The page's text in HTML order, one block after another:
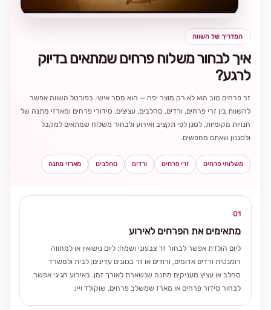
המדריך של השווה
איך לבחור משלוח פרחים שמתאים בדיוק
לרגע?
זר פרחים טוב הוא לא רק מוצר יפה — הוא מסר אישי. בפורטל השווה אפשר
להשוות בין זרי פרחים, ורדים, סחלבים, עציצים, סידורי פרחים ומארזי מתנה של
חנויות מקומיות, לסנן לפי תקציב ואירוע ולבחור משלוח שמתאים למקבל
ולסגנון שאתם מחפשים.
משלוחי פרחים זרי פרחים ורדים סחלבים מארזי מתנה
01
מתאימים את הפרחים לאירוע
ליום הולדת אפשר לבחור זר צבעוני ושמח; ליום נישואין או למחווה
רומנטית ורדים אדומים, ורודים או זר בגוונים עדינים; לבית ולמשרד
סחלב או עציץ מעניקים מתנה שנשארת לאורך זמן. באירוע חגיגי אפשר
לבחור סידור פרחים או מארז שמשלב פרחים, שוקולד ויין.